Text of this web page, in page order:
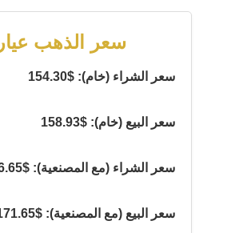
سعر الذهب عيار 21
سعر الشراء (خام): $154.30
سعر البيع (خام): $158.93
سعر الشراء (مع المصنعية): $166.65
سعر البيع (مع المصنعية): $171.65